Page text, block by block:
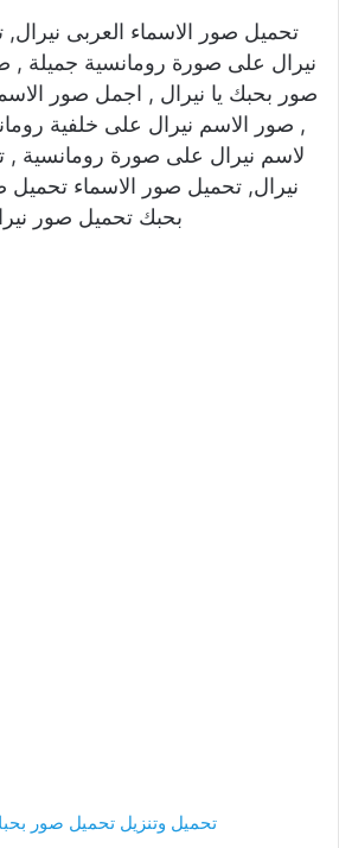
تحميل صور الاسماء العربى
نيرال على صورة رومانسية جميلة ,
صور بحبك يا نيرال , اجمل صور
, صور الاسم نيرال على خلفية
لاسم نيرال على صورة رومانسية ,
نيرال, تحميل صور الاسماء تحميل
بحبك تحميل صور
تحميل وتنزيل تحميل صور